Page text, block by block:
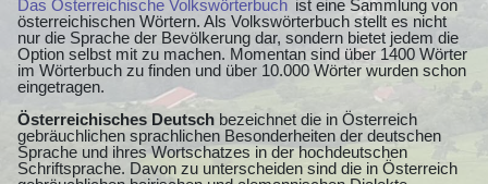
Das Österreichische Volkswörterbuch ist eine Sammlung von
österreichischen Wörtern. Als Volkswörterbuch stellt es nicht
nur die Sprache der Bevölkerung dar, sondern bietet jedem die
Option selbst mit zu machen. Momentan sind über 1400 Wörter
im Wörterbuch zu finden und über 10.000 Wörter wurden schon
eingetragen.
Österreichisches Deutsch bezeichnet die in Österreich
gebräuchlichen sprachlichen Besonderheiten der deutschen
Sprache und ihres Wortschatzes in der hochdeutschen
Schriftsprache. Davon zu unterscheiden sind die in Österreich